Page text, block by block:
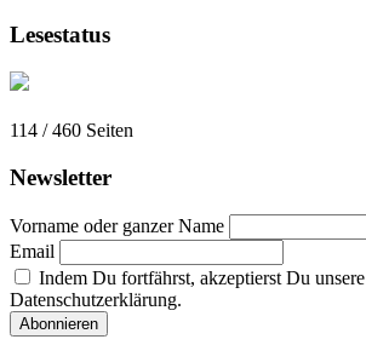
Lesestatus
114 / 460 Seiten
Newsletter
Vorname oder ganzer Name
Email
Indem Du fortfährst, akzeptierst Du unsere
Datenschutzerklärung.